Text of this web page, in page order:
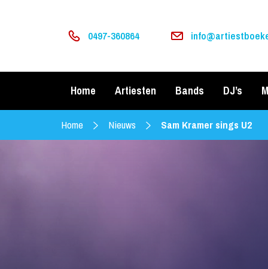
0497-360864
Home Artiesten Bands DJ’s
Home Nieuws Sam Kramer sings U2